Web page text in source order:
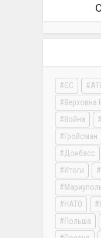
ЄС
Верховна
Война
Гройсман
Донбасс
Итоги
НАТО
Польша